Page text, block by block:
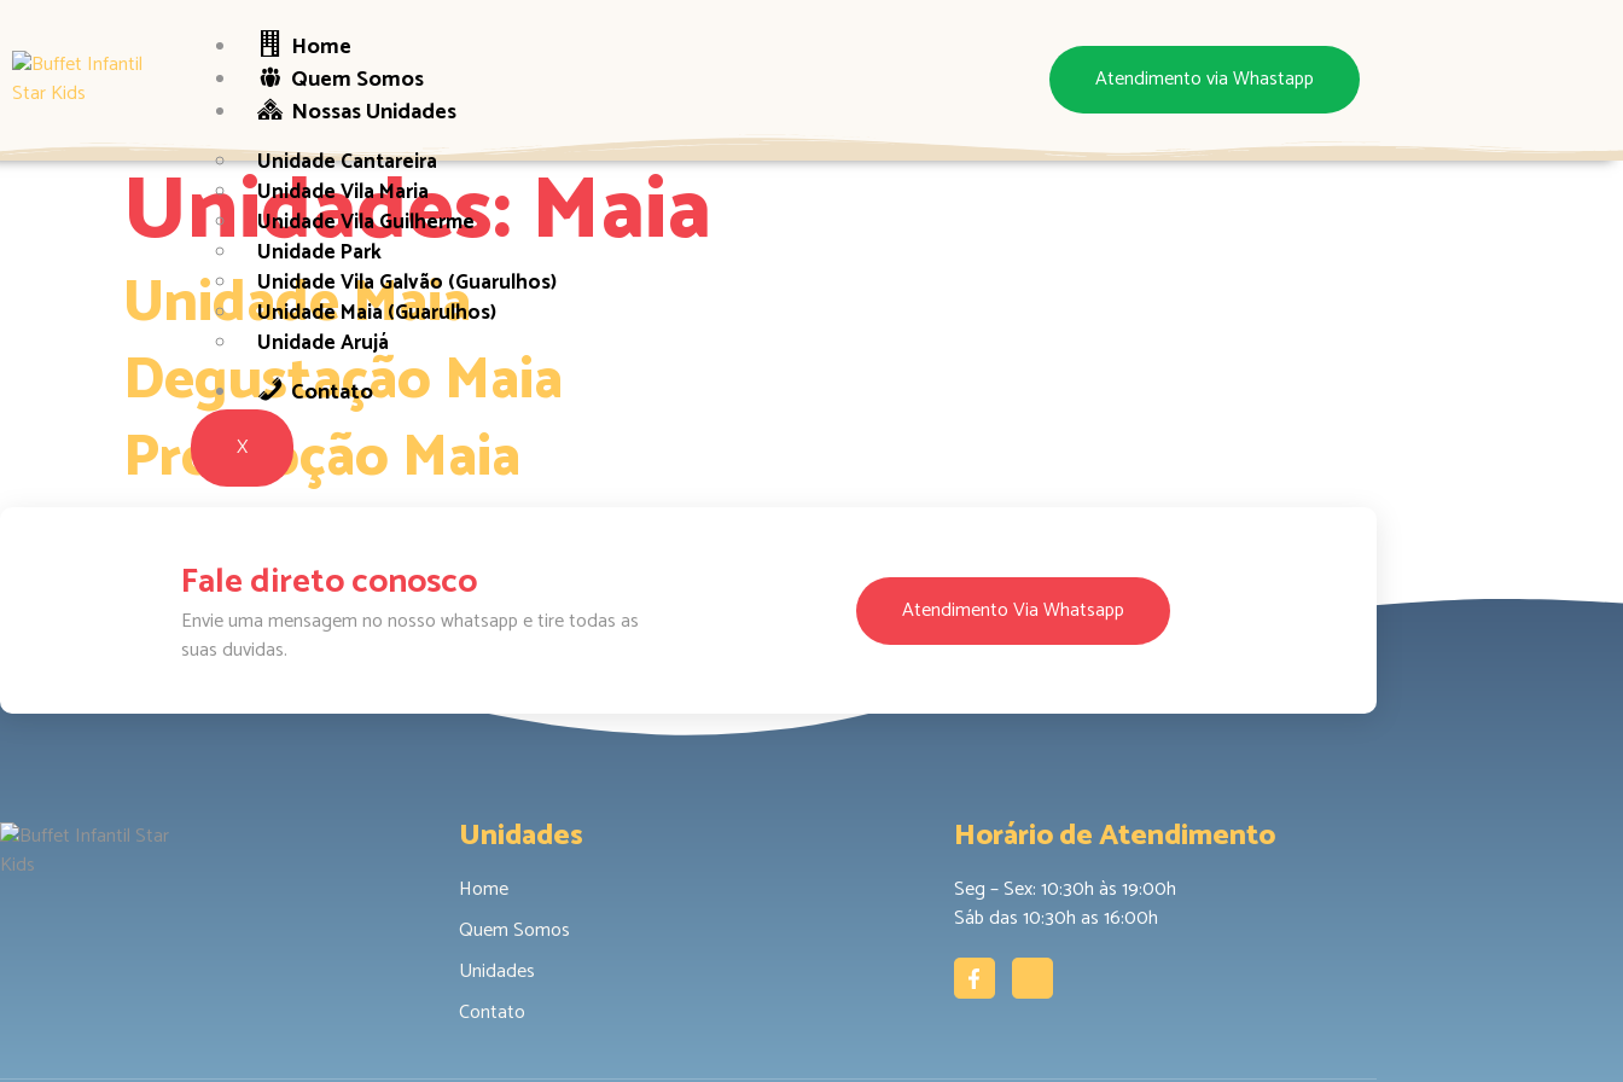
Home
Quem Somos
Nossas Unidades
Unidade Cantareira
Unidade Vila Maria
Unidade Vila Guilherme
Unidade Park
Unidade Vila Galvão (Guarulhos)
Unidade Maia (Guarulhos)
Unidade Arujá
Contato
X
Atendimento via Whastapp
Unidades:Maia
Unidade Maia
Degustação Maia
Promoção Maia
Fale direto conosco
Envie uma mensagem no nosso whatsapp e tire todas as
suas duvidas.
Atendimento Via Whatsapp
Unidades
Home
Quem Somos
Unidades
Contato
Horário de Atendimento
Seg – Sex: 10:30h às 19:00h
Sáb das 10:30h as 16:00h